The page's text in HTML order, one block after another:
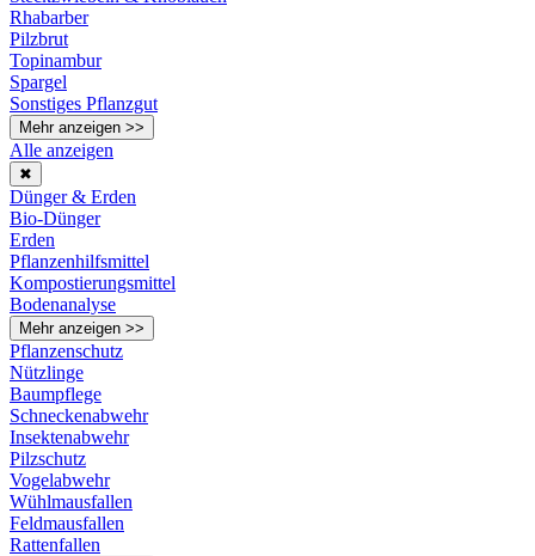
Rhabarber
Pilzbrut
Topinambur
Spargel
Sonstiges Pflanzgut
Mehr anzeigen >>
Alle anzeigen
✖
Dünger & Erden
Bio-Dünger
Erden
Pflanzenhilfsmittel
Kompostierungsmittel
Bodenanalyse
Mehr anzeigen >>
Pflanzenschutz
Nützlinge
Baumpflege
Schneckenabwehr
Insektenabwehr
Pilzschutz
Vogelabwehr
Wühlmausfallen
Feldmausfallen
Rattenfallen